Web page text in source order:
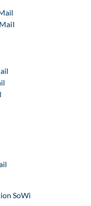
SoWi: Per E-Mail